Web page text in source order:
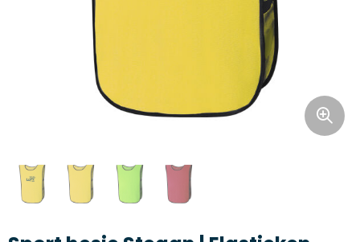
Gereedschap en veiligheid
Snoepgoed
Home en living
Kantoorartikelen
Gadgets